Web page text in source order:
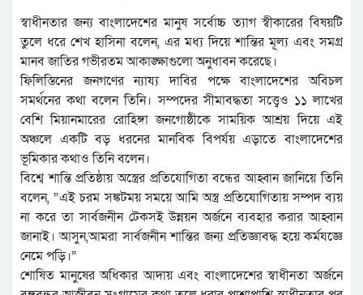
স্বাধীনতার জন্য বাংলাদেশের মানুষ সর্বোচ্চ ত্যাগ স্বীকারের বিষয়টি
তুলে ধরে শেখ হাসিনা বলেন, এর মধ্য দিয়ে শান্তির মূল্য এবং সমগ্র
মানব জাতির গভীরতম আকাঙ্ক্ষাগুলো অনুধাবন করেছে।
ফিলিস্তিনের জনগণের ন্যায্য দাবির পক্ষে বাংলাদেশের অবিচল
সমর্থনের কথা বলেন তিনি। সম্পদের সীমাবদ্ধতা সত্ত্বেও ১১ লাখের
বেশি মিয়ানমারের রোহিঙ্গা জনগোষ্ঠীকে সাময়িক আশ্রয় দিয়ে এই
অঞ্চলে একটি বড় ধরনের মানবিক বিপর্যয় এড়াতে বাংলাদেশের
ভূমিকার কথাও তিনি বলেন।
বিশ্বে শান্তি প্রতিষ্ঠায় অস্ত্রের প্রতিযোগিতা বন্ধের আহ্বান জানিয়ে তিনি
বলেন, “এই চরম সঙ্কটময় সময়ে আমি অস্ত্র প্রতিযোগিতায় সম্পদ ব্যয়
না করে তা সার্বজনীন টেকসই উন্নয়ন অর্জনে ব্যবহার করার আহ্বান
জানাই। আসুন,আমরা সার্বজনীন শান্তির জন্য প্রতিজ্ঞাবদ্ধ হয়ে কর্মযজ্ঞে
নেমে পড়ি।”
শোষিত মানুষের অধিকার আদায় এবং বাংলাদেশের স্বাধীনতা অর্জনে